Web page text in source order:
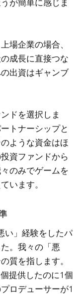
が簡単に感じま
場企業の場合、
成長に直接つな
出資はギャンブ
ドを選択しま
トナーシップと
ような資金はほ
資ファンドから
のみでゲームを
います。
い」経験をしたパ
。我々の「悪
質を指します。
提供したのに1個
ロデューサーが1